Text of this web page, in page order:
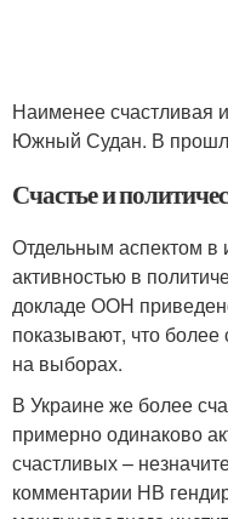
Наименее счастливая
Южный Судан. В
Счастье и
Отдельным аспектом в
активностью в
докладе ООН
показывают, что
на выборах.
В Украине же более
примерно одинаково
счастливых –
комментарии НВ